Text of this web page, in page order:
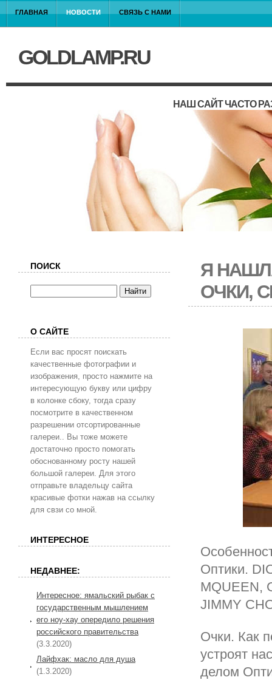
ГЛАВНАЯ НОВОСТИ СВЯЗЬ С НАМИ
GOLDLAMP.RU
НАШ САЙТ ЧАСТО
Я
ОЧКИ,
Оптики.
MQUEEN,
JIMMY
Очки. Как
устроят
делом
ПОИСК
О САЙТЕ
Если вас просят поискать
качественные фотографии и
изображения, просто нажмите на
интересующую букву или цифру
в колонке сбоку, тогда сразу
посмотрите в качественном
разрешении отсортированные
галереи.. Вы тоже можете
достаточно просто помогать
обоснованному росту нашей
большой галереи. Для этого
отправьте владельцу сайта
красивые фотки нажав на ссылку
для свзи со мной.
ИНТЕРЕСНОЕ
НЕДАВНЕЕ:
Интересное: ямальский рыбак с
государственным мышлением
его ноу-хау опередило решения
российского правительства
(3.3.2020)
Лайфхак: масло для душа
(1.3.2020)